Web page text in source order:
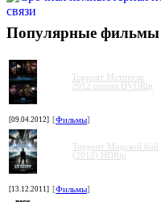
Популярные фильмы
Торрент Мстители
2012 torrent DVDRip
[09.04.2012] [Фильмы]
Торрент Морской бой
(2012) HDRip
[13.12.2011] [Фильмы]